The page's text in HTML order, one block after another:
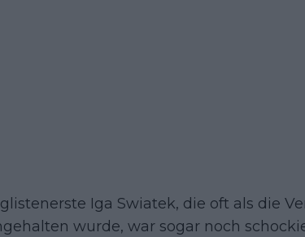
Iga Swiatek, die oft als die
wurde, war sogar noch